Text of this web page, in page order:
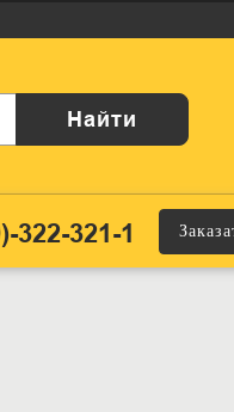
Найти
322-321-1